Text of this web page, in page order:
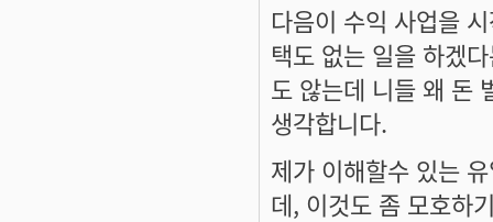
다음이 수익 사업을
택도 없는 일을 하겠
도 않는데 니들 왜 돈
생각합니다.
제가 이해할수 있는
데, 이것도 좀 모호하